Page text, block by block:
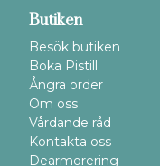
Butiken
Besök butiken
Boka Pistill
Ångra order
Om oss
Vårdande råd
Kontakta oss
Dearmorering